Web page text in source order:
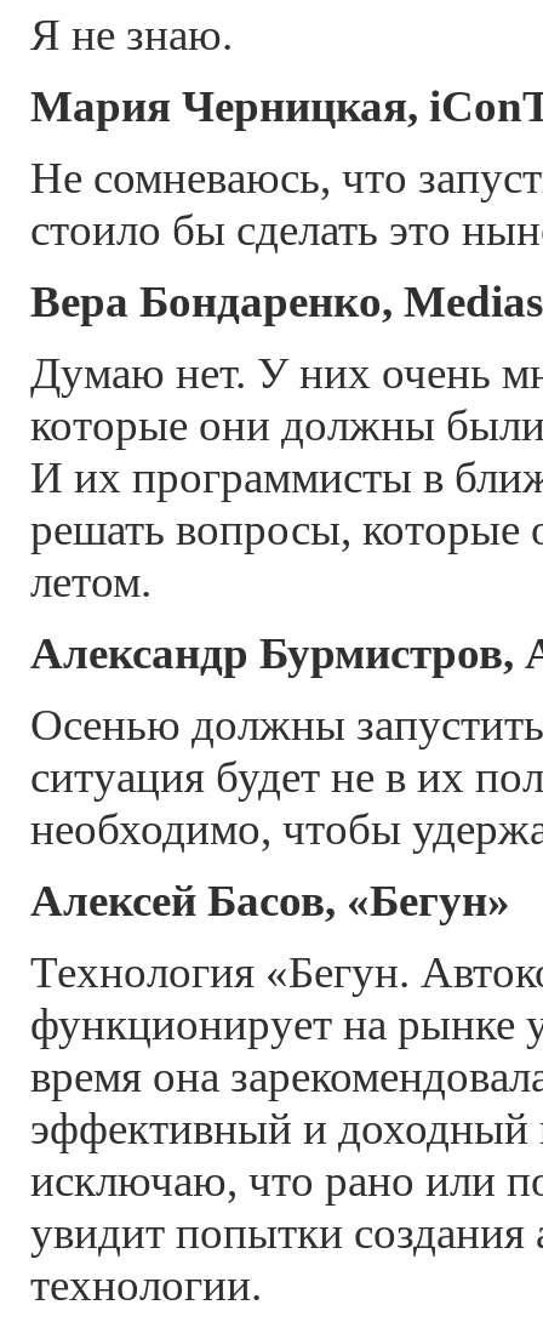
Я не знаю.
Мария Черницкая,
Не сомневаюсь, что
стоило бы сделать это
Вера Бондаренко,
Думаю нет. У них очень
которые они должны
И их программисты в
решать вопросы, которые
летом.
Александр
Осенью должны
ситуация будет не в их
необходимо, чтобы
Алексей Басов, «Бегун»
Технология «Бегун.
функционирует на рынке
время она
эффективный и доходный
исключаю, что рано или
увидит попытки создания
технологии.